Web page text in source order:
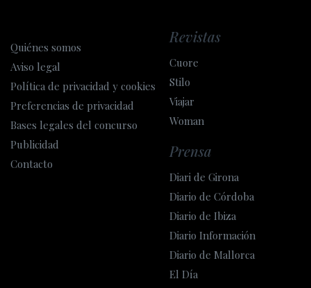
Quiénes somos
Aviso legal
Política de privacidad y cookies
Preferencias de privacidad
Bases legales del concurso
Publicidad
Contacto
Revistas
Cuore
Stilo
Viajar
Woman
Prensa
Diari de Girona
Diario de Córdoba
Diario de Ibiza
Diario Información
Diario de Mallorca
El Día